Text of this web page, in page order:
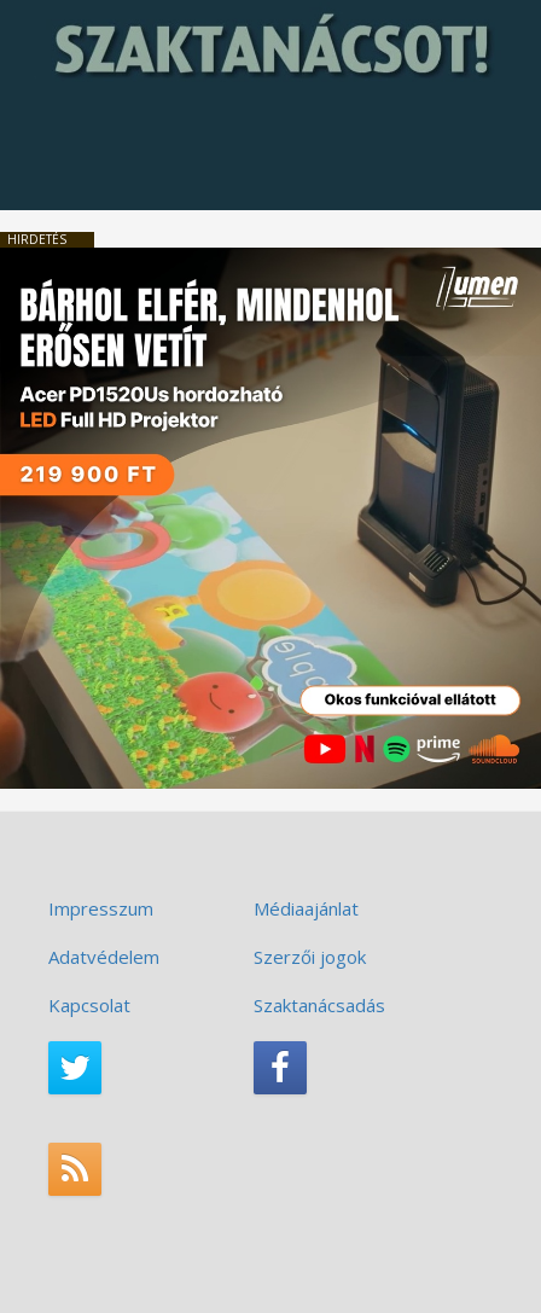
HIRDETÉS
Impresszum
Médiaajánlat
Adatvédelem
Szerzői jogok
Kapcsolat
Szaktanácsadás